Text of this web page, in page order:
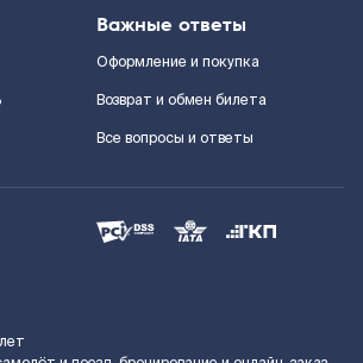
Важные ответы
Оформление и покупка
Возврат и обмен билета
Все вопросы и ответы